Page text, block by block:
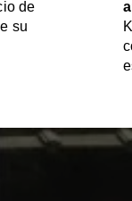
de
su